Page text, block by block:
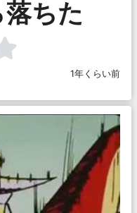
ちた
1年くらい前